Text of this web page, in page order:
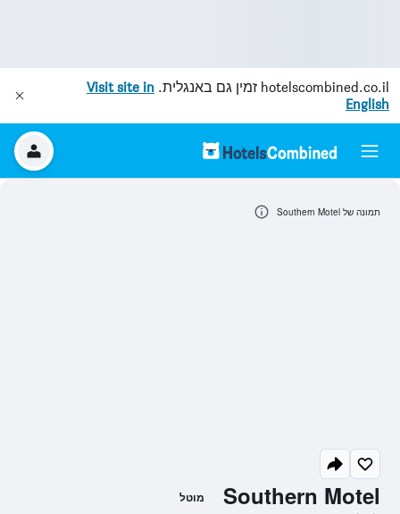
hotelscombined.co.il זמין גם באנגלית. Visit site in
English
Southern Motel מוטל
תמונה של Southern Motel